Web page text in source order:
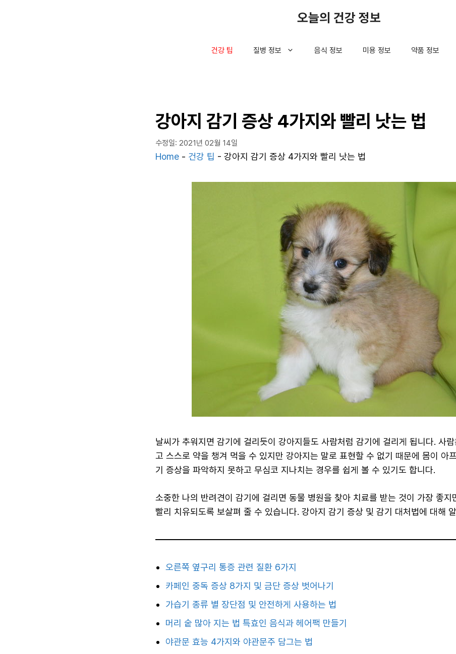
오늘의 건강 정보
건강 팁 질병 정보 음식 정보 미용 정보 약품 정보
강아지 감기 증상 4가지와 빨리 낫는 법
수정일: 2021년 02월 14일
Home - 건강 팁 - 강아지 감기 증상 4가지와 빨리 낫는 법
날씨가 추워지면 감기에 걸리듯이 강아지들도 사람처럼 감기에 걸리게 됩니다. 사
고 스스로 약을 챙겨 먹을 수 있지만 강아지는 말로 표현할 수 없기 때문에 몸이 아
기 증상을 파악하지 못하고 무심코 지나치는 경우를 쉽게 볼 수 있기도 합니다.
소중한 나의 반려견이 감기에 걸리면 동물 병원을 찾아 치료를 받는 것이 가장 좋지
빨리 치유되도록 보살펴 줄 수 있습니다. 강아지 감기 증상 및 감기 대처법에 대해
오른쪽 옆구리 통증 관련 질환 6가지
카페인 중독 증상 8가지 및 금단 증상 벗어나기
가습기 종류 별 장단점 및 안전하게 사용하는 법
머리 숱 많아 지는 법 특효인 음식과 헤어팩 만들기
야관문 효능 4가지와 야관문주 담그는 법